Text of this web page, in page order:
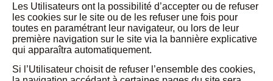
Les Utilisateurs ont la possibilité d’accepter ou de refuser
les cookies sur le site ou de les refuser une fois pour
toutes en paramétrant leur navigateur, ou lors de leur
première navigation sur le site via la bannière explicative
qui apparaîtra automatiquement.
Si l’Utilisateur choisit de refuser l’ensemble des cookies,